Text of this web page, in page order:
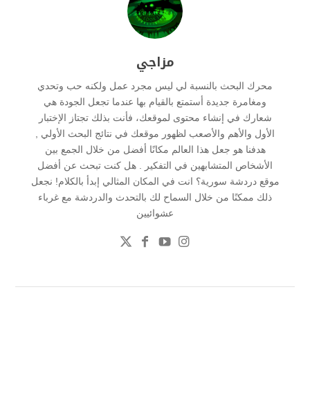
مزاجي
محرك البحث بالنسبة لي ليس مجرد عمل ولكنه حب وتحدي
ومغامرة جديدة أستمتع بالقيام بها عندما تجعل الجودة هي
شعارك في إنشاء محتوى لموقعك، فأنت بذلك تجتاز الإختبار
الأول والأهم والأصعب لظهور موقعك في نتائج البحث الأولي ,
هدفنا هو جعل هذا العالم مكانًا أفضل من خلال الجمع بين
الأشخاص المتشابهين في التفكير . هل كنت تبحث عن أفضل
موقع دردشة سورية؟ انت في المكان المثالي إبدأ بالكلام! نجعل
ذلك ممكنًا من خلال السماح لك بالتحدث والدردشة مع غرباء
عشوائيين